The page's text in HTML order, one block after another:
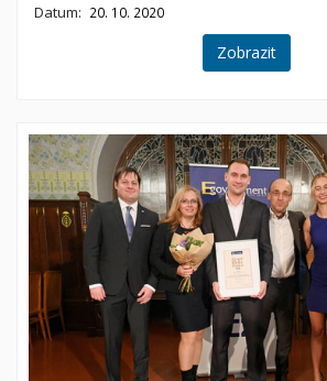
Datum: 20. 10. 2020
Zobrazit